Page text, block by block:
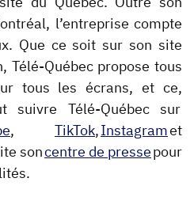
l’entreprise compte
Que ce soit sur son site
Télé-Québec propose tous
tous les écrans, et ce,
suivre Télé-Québec sur
, TikTok,Instagramet
soncentre de pressepour